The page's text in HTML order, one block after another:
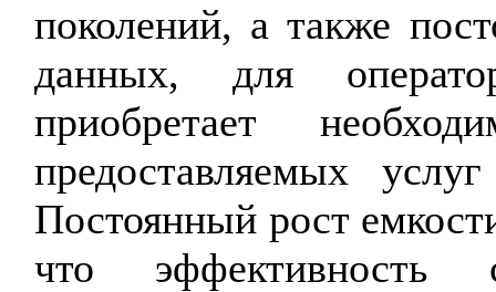
поколений, а также
данных, для
приобретает
предоставляемых
Постоянный рост
что эффективность